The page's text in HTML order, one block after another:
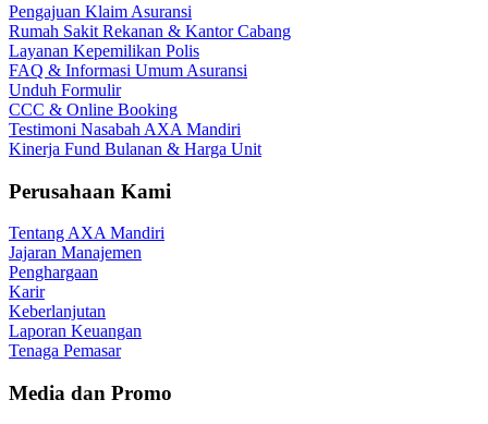
Pengajuan Klaim Asuransi
Rumah Sakit Rekanan & Kantor Cabang
Layanan Kepemilikan Polis
FAQ & Informasi Umum Asuransi
Unduh Formulir
CCC & Online Booking
Testimoni Nasabah AXA Mandiri
Kinerja Fund Bulanan & Harga Unit
Perusahaan Kami
Tentang AXA Mandiri
Jajaran Manajemen
Penghargaan
Karir
Keberlanjutan
Laporan Keuangan
Tenaga Pemasar
Media dan Promo